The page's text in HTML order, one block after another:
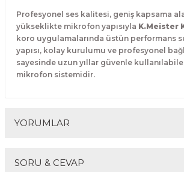
Profesyonel ses kalitesi, geniş kapsama
yükseklikte mikrofon yapısıyla K.Meister
koro uygulamalarında üstün performans
yapısı, kolay kurulumu ve profesyonel
sayesinde uzun yıllar güvenle
mikrofon sistemidir.
YORUMLAR
SORU & CEVAP